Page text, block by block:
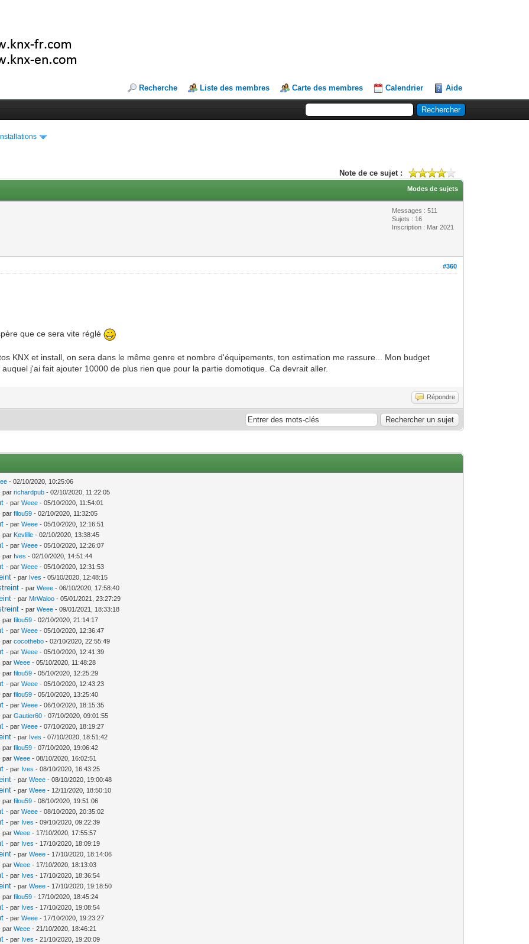
Recherche Liste des membres Carte des membres Calendrier Aide
Note de ce sujet :
Modes de sujets
Messages : 511
Sujets : 16
Inscription : Mar 2021
#360
que ce sera vite réglé
KNX et install, on sera dans le même genre et nombre d'équipements, ton estimation me rassure... Mon budget
j'ai fait ajouter 10000 de plus rien que pour la partie domotique. Ca devrait aller.
Répondre
- 02/10/2020, 10:25:06
parrichardpub - 02/10/2020, 11:22:05
- parWeee - 05/10/2020, 11:54:01
parfilou59 - 02/10/2020, 11:32:05
- parWeee - 05/10/2020, 12:16:51
par Kevlille - 02/10/2020, 13:38:45
- parWeee - 05/10/2020, 12:26:07
par Ives - 02/10/2020, 14:51:44
- parWeee - 05/10/2020, 12:31:53
- par Ives - 05/10/2020, 12:48:15
- parWeee - 06/10/2020, 17:58:40
- par MrWaloo - 05/01/2021, 23:27:29
- parWeee - 09/01/2021, 18:33:18
parfilou59 - 02/10/2020, 21:14:17
- parWeee - 05/10/2020, 12:36:47
parcocothebo - 02/10/2020, 22:55:49
- parWeee - 05/10/2020, 12:41:39
parWeee - 05/10/2020, 11:48:28
parfilou59 - 05/10/2020, 12:25:29
- parWeee - 05/10/2020, 12:43:23
parfilou59 - 05/10/2020, 13:25:40
- parWeee - 06/10/2020, 18:15:35
parGautier60 - 07/10/2020, 09:01:55
- parWeee - 07/10/2020, 18:19:27
- par Ives - 07/10/2020, 18:51:42
parfilou59 - 07/10/2020, 19:06:42
parWeee - 08/10/2020, 16:02:51
- par Ives - 08/10/2020, 16:43:25
- parWeee - 08/10/2020, 19:00:48
- parWeee - 12/11/2020, 18:50:10
parfilou59 - 08/10/2020, 19:51:06
- parWeee - 08/10/2020, 20:35:02
- par Ives - 09/10/2020, 09:22:39
parWeee - 17/10/2020, 17:55:57
- par Ives - 17/10/2020, 18:09:19
- parWeee - 17/10/2020, 18:14:06
parWeee - 17/10/2020, 18:13:03
- par Ives - 17/10/2020, 18:36:54
- parWeee - 17/10/2020, 19:18:50
parfilou59 - 17/10/2020, 18:45:24
- par Ives - 17/10/2020, 19:08:54
- parWeee - 17/10/2020, 19:23:27
parWeee - 21/10/2020, 18:46:21
- par Ives - 21/10/2020, 19:20:09